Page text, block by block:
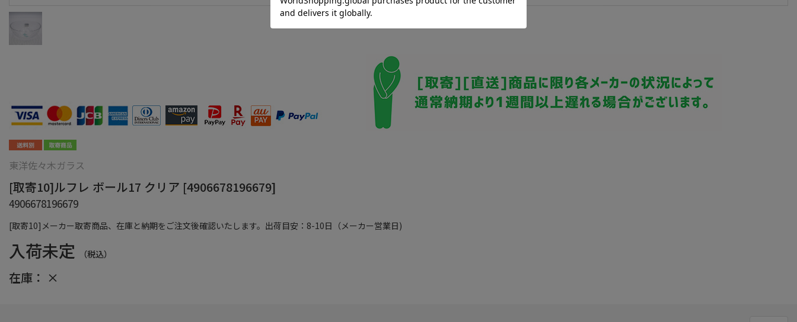
[取寄10]メーカー取寄商品、在庫と納期をご注文後確認いたします。出荷目安：8-10日（メーカー営業日)
東洋佐々木ガラス
[取寄10]ルフレ ボール17 クリア [4906678196679]
4906678196679
入荷未定 （税込）
在庫： ×